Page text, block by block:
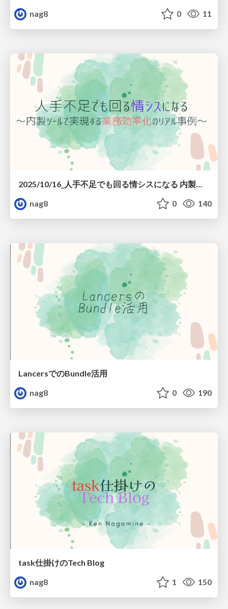
nag8
0 11
nag8
0 140
LancersでのBundle活用
nag8
0 190
task仕掛けのTech Blog
nag8
1 150